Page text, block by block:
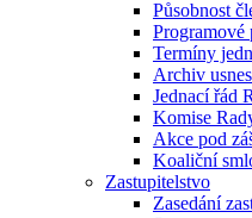
Působnost
Programové
Termíny
Archiv
Jednací řád
Komise
Akce pod
Koaliční
Zastupitelstvo
Zasedání